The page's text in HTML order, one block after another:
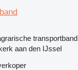
transportband
aan den IJssel